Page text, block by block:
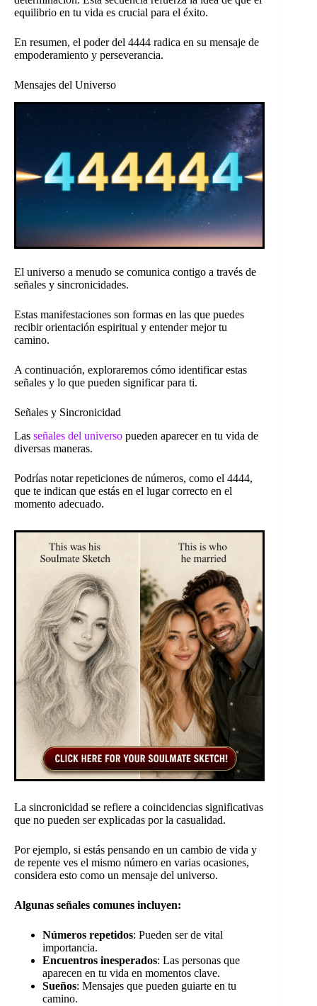
equilibrio en tu vida es crucial para el éxito.
En resumen, el poder del 4444 radica en su mensaje de
empoderamiento y perseverancia.
Mensajes del Universo
El universo a menudo se comunica contigo a través de
señales y sincronicidades.
Estas manifestaciones son formas en las que puedes
recibir orientación espiritual y entender mejor tu
camino.
A continuación, exploraremos cómo identificar estas
señales y lo que pueden significar para ti.
Señales y Sincronicidad
Las señales del universo pueden aparecer en tu vida de
diversas maneras.
Podrías notar repeticiones de números, como el 4444,
que te indican que estás en el lugar correcto en el
momento adecuado.
La sincronicidad se refiere a coincidencias significativas
que no pueden ser explicadas por la casualidad.
Por ejemplo, si estás pensando en un cambio de vida y
de repente ves el mismo número en varias ocasiones,
considera esto como un mensaje del universo.
Algunas señales comunes incluyen:
Números repetidos: Pueden ser de vital
importancia.
Encuentros inesperados: Las personas que
aparecen en tu vida en momentos clave.
Sueños: Mensajes que pueden guiarte en tu
camino.